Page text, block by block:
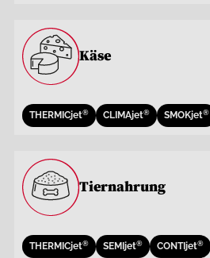
Käse
THERMICjet® CLIMAjet® SMOKjet®
Tiernahrung
THERMICjet® SEMIjet® CONTIjet®